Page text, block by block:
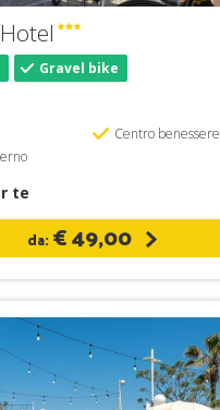
Gravel bike
Centro benessere
te
da: € 49,00